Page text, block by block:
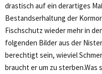
drastisch auf ein derartiges
Bestandserhaltung der
Fischschutz wieder mehr in
folgenden Bilder aus der
berechtigt sein, wieviel
braucht er um zu